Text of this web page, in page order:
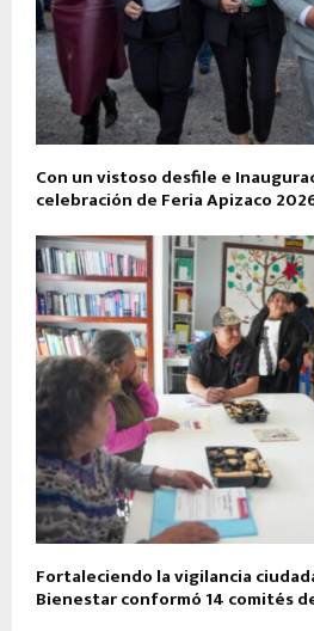
Con un vistoso desfile e
celebración de Feria Apizaco
Fortaleciendo la vigilancia
Bienestar conformó 14 comités